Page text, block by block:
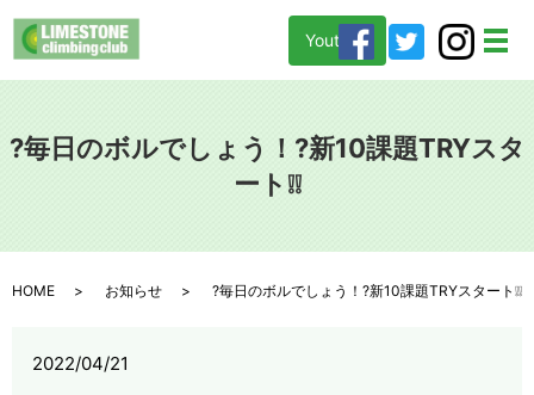
メ
Youtube
?毎日のボルでしょう！?新10課題TRYスタ
ート❕❕
HOME お知らせ ?毎日のボルでしょう！?新10課題TRYスタート❕❕
2022/04/21